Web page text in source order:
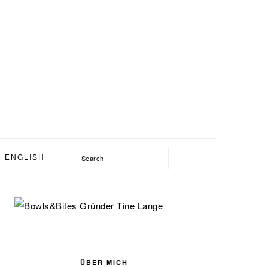
ENGLISH Search
SEITENSPALTE
ÜBER MICH